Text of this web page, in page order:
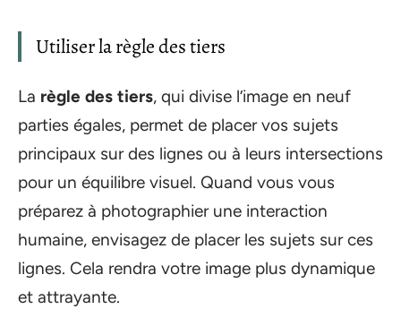
Utiliser la règle des tiers
La règle des tiers, qui divise l’image en neuf
parties égales, permet de placer vos sujets
principaux sur des lignes ou à leurs intersections
pour un équilibre visuel. Quand vous vous
préparez à photographier une interaction
humaine, envisagez de placer les sujets sur ces
lignes. Cela rendra votre image plus dynamique
et attrayante.